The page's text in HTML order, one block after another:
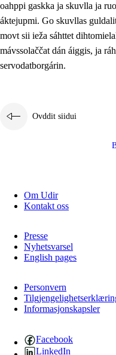
oahppi gaskka ja skuvlla ja
áktejupmi. Go skuvllas
movt sii ieža sáhttet
mávssolaččat dán áiggis, ja
servodatborgárin.
Ovddit siidui
Om Udir
Kontakt oss
Presse
Nyhetsvarsel
English pages
Personvern
Informasjonskapsler
Facebook
LinkedIn